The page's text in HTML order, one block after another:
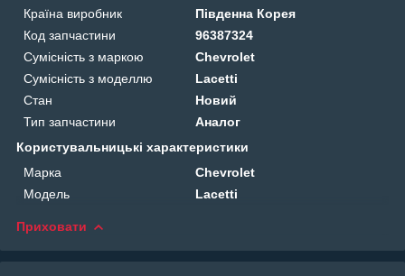
Країна виробник
Південна Корея
Код запчастини
96387324
Сумісність з маркою
Chevrolet
Сумісність з моделлю
Lacetti
Стан
Новий
Тип запчастини
Аналог
Користувальницькі характеристики
Марка
Chevrolet
Модель
Lacetti
Приховати